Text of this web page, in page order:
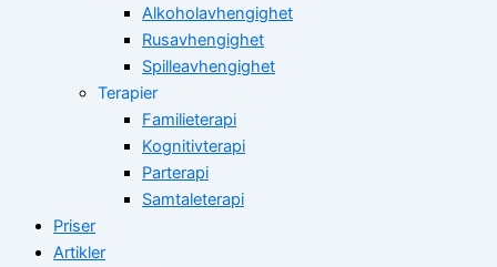
Alkoholavhengighet
Rusavhengighet
Spilleavhengighet
Terapier
Familieterapi
Kognitivterapi
Parterapi
Samtaleterapi
Priser
Artikler